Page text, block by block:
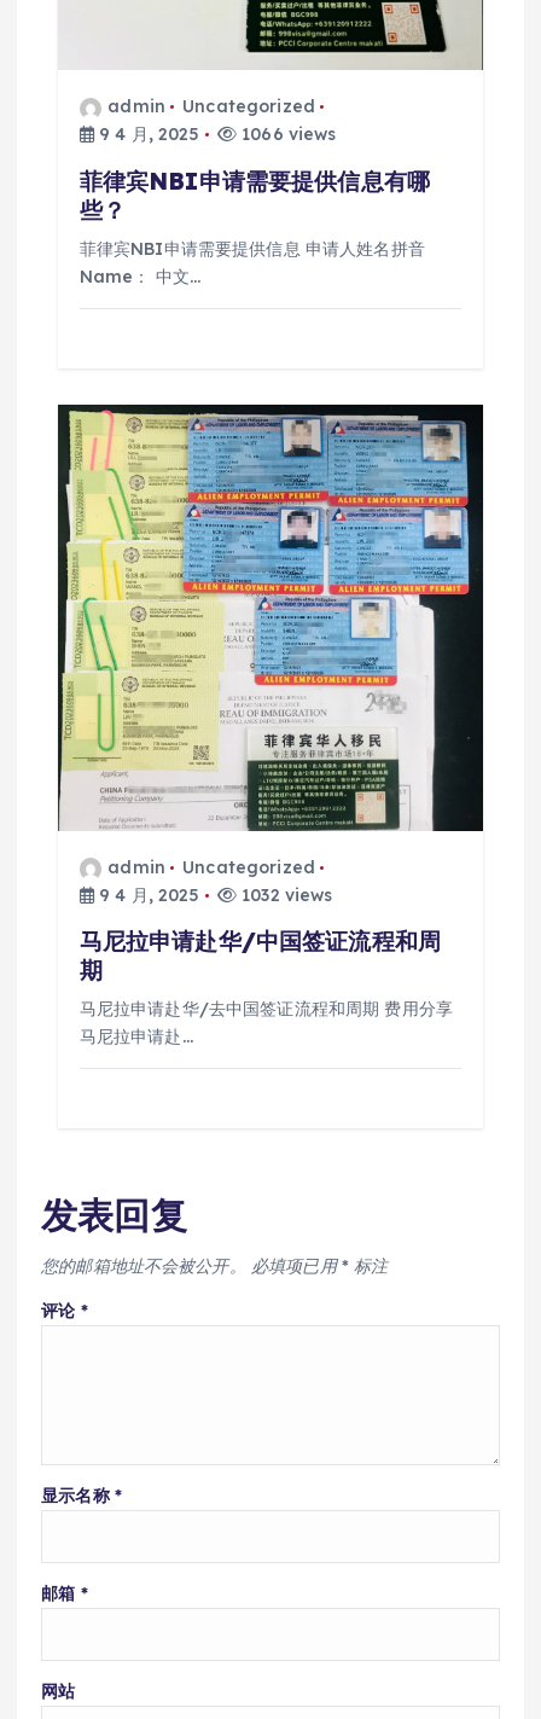
admin
Uncategorized
9 4 月, 2025
1066 views
菲律宾NBI申请需要提供信息有哪
些？
菲律宾NBI申请需要提供信息 申请人姓名拼音
Name： 中文…
admin
Uncategorized
9 4 月, 2025
1032 views
马尼拉申请赴华/中国签证流程和周
期
马尼拉申请赴华/去中国签证流程和周期 费用分享
马尼拉申请赴…
发表回复
您的邮箱地址不会被公开。 必填项已用* 标注
评论 *
显示名称 *
邮箱 *
网站